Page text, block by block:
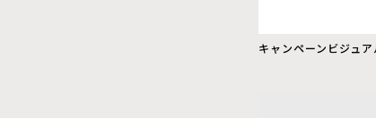
キャンペーンビジュ